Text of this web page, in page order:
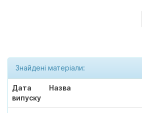
Знайдені матеріали:
Дата
випуску
Назва